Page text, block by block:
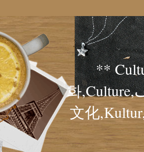
**
화,Culture,ثقاف,kultúra,